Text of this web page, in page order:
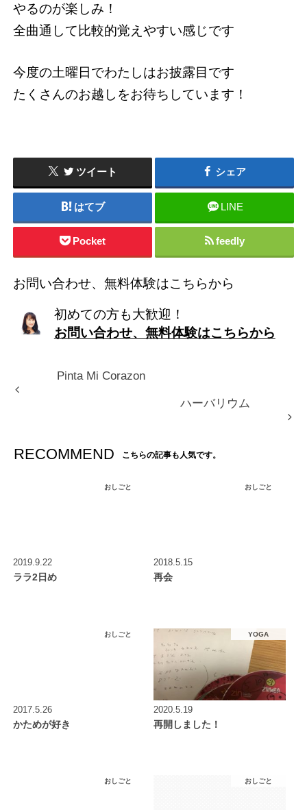
やるのが楽しみ！
全曲通して比較的覚えやすい感じです
今度の土曜日でわたしはお披露目です
たくさんのお越しをお待ちしています！
ツイート シェア
はてブ LINE
Pocket feedly
お問い合わせ、無料体験はこちらから
初めての方も大歓迎！
お問い合わせ、無料体験はこちらから
Pinta Mi Corazon
ハーバリウム
RECOMMEND こちらの記事も人気です。
おしごと
2019.9.22
ララ2日め
おしごと
2018.5.15
再会
おしごと
2017.5.26
かためが好き
YOGA
2020.5.19
再開しました！
おしごと おしごと